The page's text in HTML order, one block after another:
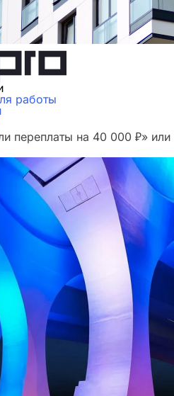
работы
переплаты на 40 000 ₽»